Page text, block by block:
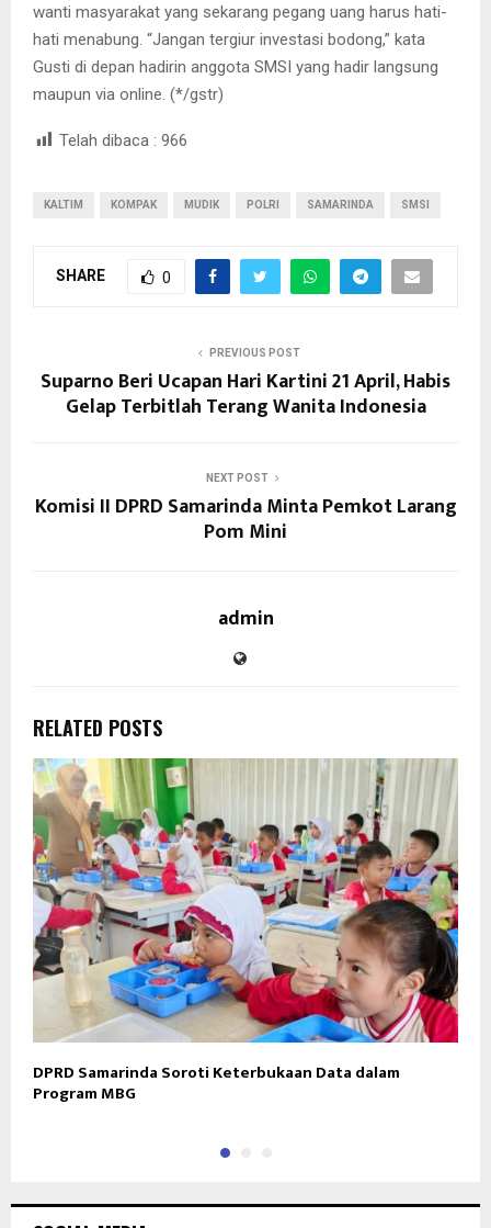
wanti masyarakat yang sekarang pegang uang harus hati-
hati menabung. “Jangan tergiur investasi bodong,” kata
Gusti di depan hadirin anggota SMSI yang hadir langsung
maupun via online. (*/gstr)
Telah dibaca : 966
KALTIM KOMPAK MUDIK POLRI SAMARINDA SMSI
SHARE 0
PREVIOUS POST
Suparno Beri Ucapan Hari Kartini 21 April, Habis
Gelap Terbitlah Terang Wanita Indonesia
NEXT POST
Komisi II DPRD Samarinda Minta Pemkot Larang
Pom Mini
admin
RELATED POSTS
DPRD Samarinda Soroti Keterbukaan Data dalam
Program MBG